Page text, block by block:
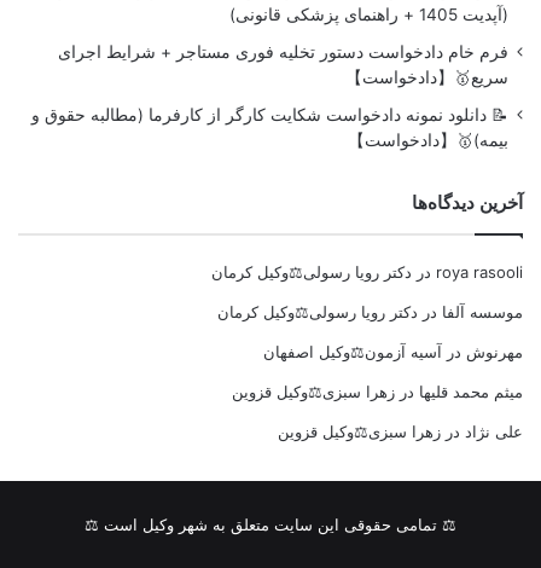
(آپدیت 1405 + راهنمای پزشکی قانونی)
فرم خام دادخواست دستور تخلیه فوری مستاجر + شرایط اجرای
سریع🥇【دادخواست】
📝 دانلود نمونه دادخواست شکایت کارگر از کارفرما (مطالبه حقوق و
بیمه)🥇【دادخواست】
آخرین دیدگاه‌ها
roya rasooli در دکتر رویا رسولی⚖️وکیل کرمان
موسسه آلفا در دکتر رویا رسولی⚖️وکیل کرمان
مهرنوش در آسیه آزمون⚖️وکیل اصفهان
میثم محمد قلیها در زهرا سبزی⚖️وکیل قزوین
علی نژاد در زهرا سبزی⚖️وکیل قزوین
⚖ تمامی حقوقی این سایت متعلق به شهر وکیل است ⚖